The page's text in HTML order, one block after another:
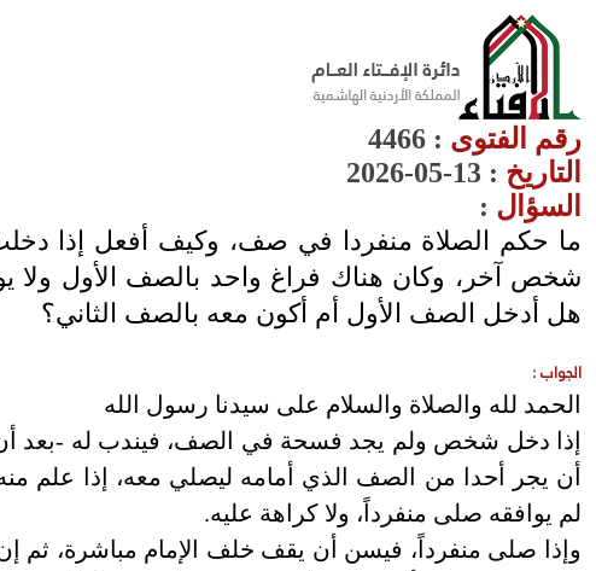
رقم الفتوى :
4466
التاريخ : 13-05-2026
السؤال :
ما حكم الصلاة منفردا في صف، وكيف أفعل إذا
شخص آخر، وكان هناك فراغ واحد بالصف الأول ولا
هل أدخل الصف الأول أم أكون معه بالصف الثاني؟
الجواب:
الحمد لله والصلاة والسلام على سيدنا رسول الله
إذا دخل شخص ولم يجد فسحة في الصف، فيندب له -بعد أن
أن يجر أحدا من الصف الذي أمامه ليصلي معه، إذا علم
لم يوافقه صلى منفرداً، ولا كراهة عليه.
وإذا صلى منفرداً، فيسن أن يقف خلف الإمام مباشرة، ثم